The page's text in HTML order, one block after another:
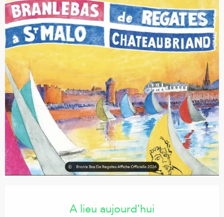
A lieu aujourd'hui